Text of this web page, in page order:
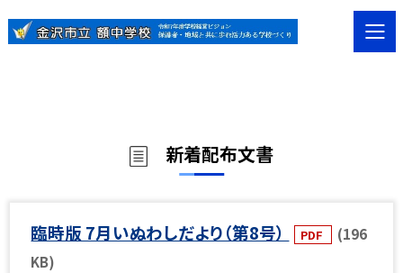
新着配布文書
臨時版 7月いぬわしだより（第8号） PDF
(196
KB)